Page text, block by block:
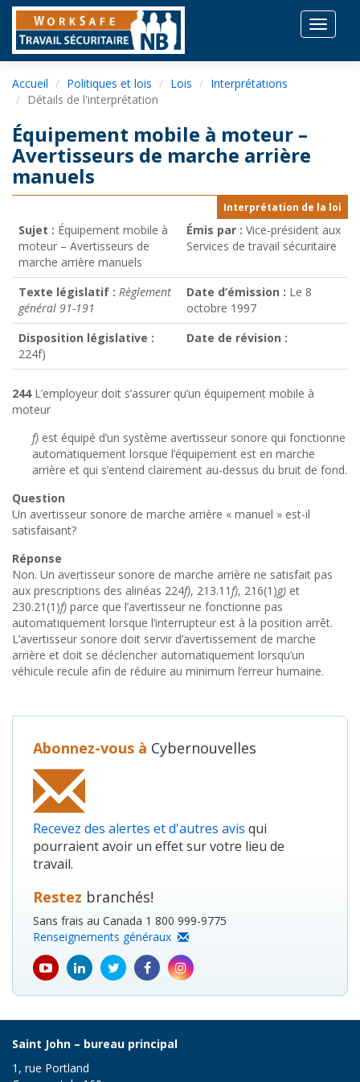
Toggle
Accueil Politiques et lois Lois
Interprétations
Détails de l'interprétation
Équipement mobile à moteur –
Avertisseurs de marche arrière
manuels
Interprétation de la loi
Sujet : Équipement mobile à
moteur – Avertisseurs de
marche arrière manuels
Émis par : Vice-président aux
Services de travail sécuritaire
Texte législatif : Règlement
général 91-191
Date d’émission : Le 8
octobre 1997
Disposition législative :
224f)
Date de révision :
244 L’employeur doit s’assurer qu’un équipement mobile à
moteur
f) est équipé d’un système avertisseur sonore qui fonctionne
automatiquement lorsque l’équipement est en marche
arrière et qui s’entend clairement au-dessus du bruit de fond.
Question
Un avertisseur sonore de marche arrière « manuel » est-il
satisfaisant?
Réponse
Non. Un avertisseur sonore de marche arrière ne satisfait pas
aux prescriptions des alinéas 224f), 213.11f), 216(1)g) et
230.21(1)f) parce que l’avertisseur ne fonctionne pas
automatiquement lorsque l’interrupteur est à la position arrêt.
L’avertisseur sonore doit servir d’avertissement de marche
arrière et doit se déclencher automatiquement lorsqu’un
véhicule recule afin de réduire au minimum l’erreur humaine.
Abonnez-vous à Cybernouvelles
Recevez des alertes et d'autres avis qui
pourraient avoir un effet sur votre lieu de
travail.
Restez branchés!
Sans frais au Canada 1 800 999-9775
Renseignements généraux
youtube
icon
Linkedin
icon
Twitter
icon
Facebook
icon
Instagram
icon
Saint John – bureau principal
1, rue Portland